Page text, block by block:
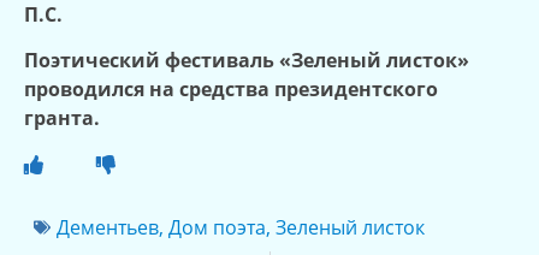
П.С.
Поэтический фестиваль «Зеленый листок»
проводился на средства президентского
гранта.
Дементьев, Дом поэта, Зеленый листок